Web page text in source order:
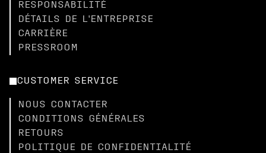
RESPONSABILITÉ
DÉTAILS DE L'ENTREPRISE
CARRIÈRE
PRESSROOM
CUSTOMER SERVICE
NOUS CONTACTER
CONDITIONS GÉNÉRALES
RETOURS
POLITIQUE DE CONFIDENTIALITÉ